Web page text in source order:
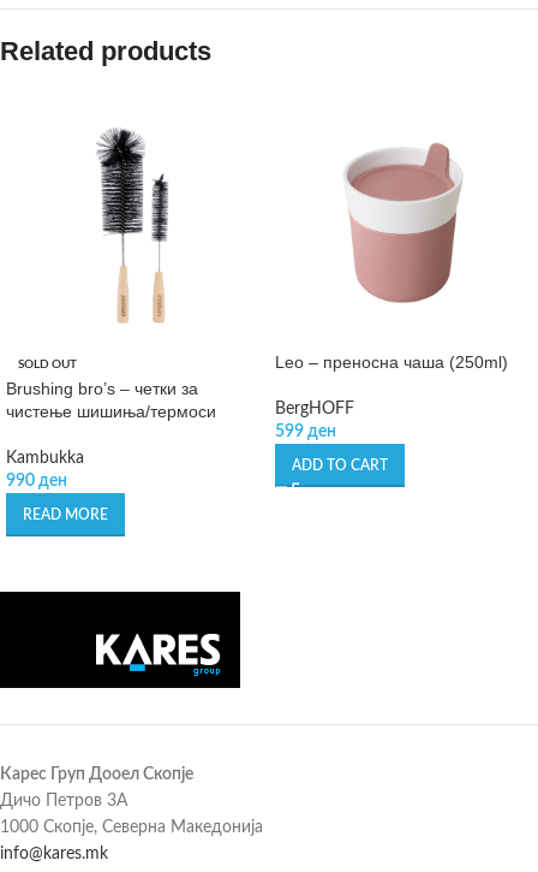
Related products
SOLD OUT
Brushing bro’s – четки за
чистење шишиња/термоси
Kambukka
990 ден
READ MORE
Leo – преносна чаша (250ml)
BergHOFF
599 ден
ADD TO CART
Карес Груп Дооел Скопје
Дичо Петров 3А
1000 Скопје, Северна Македонија
info@kares.mk